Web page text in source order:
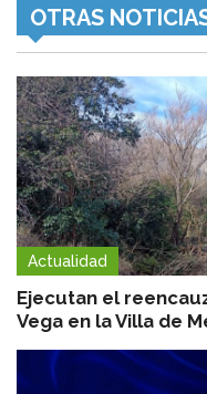
OTRAS
Actualidad
Ejecutan el
Vega en la Villa de